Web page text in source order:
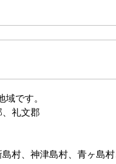
です。
礼文郡
村、神津島村、青ヶ島